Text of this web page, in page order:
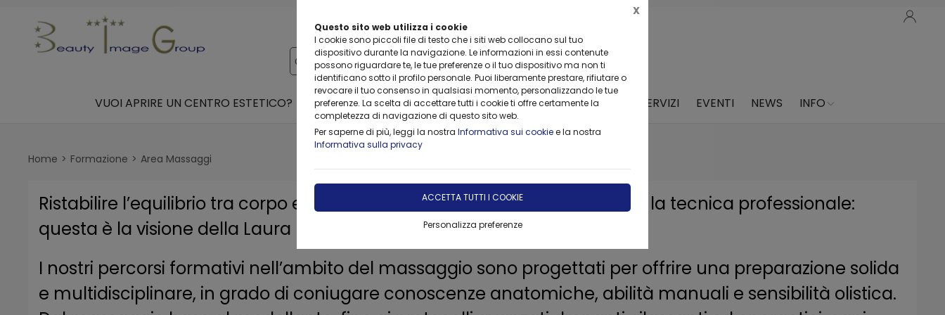
Questo sito web utilizza i cookie
I cookie sono piccoli file di testo che i siti web collocano sul tuo
dispositivo durante la navigazione. Le informazioni in essi contenute
possono riguardare te, le tue preferenze o il tuo dispositivo ma non ti
identificano sotto il profilo personale. Puoi liberamente prestare, rifiutare o
revocare il tuo consenso in qualsiasi momento, personalizzando le tue
preferenze. La scelta di accettare tutti i cookie ti offre certamente la
completezza di navigazione di questo sito web.
Per saperne di più, leggi la nostra Informativa sui cookiee la nostra
Informativa sulla privacy
ACCETTA TUTTI I COOKIE
Personalizza preferenze
X
VUOI APRIRE UN CENTRO ESTETICO? CONSULTING FORMAZIONE FORNITURE NOLEGGIO SERVIZI EVENTI NEWS INFO
Home Formazione Area Massaggi
Ristabilire l’equilibrio tra corpo e mente attraverso il tocco consapevole e la tecnica professionale:
questa è la visione della Laura Lanza Academy per l’Area Massaggi.
I nostri percorsi formativi nell’ambito del massaggio sono progettati per offrire una preparazione solida
e multidisciplinare, in grado di coniugare conoscenze anatomiche, abilità manuali e sensibilità olistica.